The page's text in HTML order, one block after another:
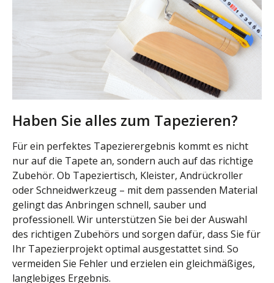
Haben Sie alles zum Tapezieren?
Für ein perfektes Tapezierergebnis kommt es nicht
nur auf die Tapete an, sondern auch auf das richtige
Zubehör. Ob Tapeziertisch, Kleister, Andrückroller
oder Schneidwerkzeug – mit dem passenden Material
gelingt das Anbringen schnell, sauber und
professionell. Wir unterstützen Sie bei der Auswahl
des richtigen Zubehörs und sorgen dafür, dass Sie für
Ihr Tapezierprojekt optimal ausgestattet sind. So
vermeiden Sie Fehler und erzielen ein gleichmäßiges,
langlebiges Ergebnis.